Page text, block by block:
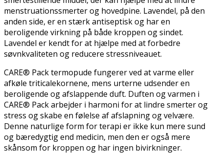
menstruationssmerter og hovedpine. Lavendel, på den
anden side, er en stærk antiseptisk og har en
beroligende virkning på både kroppen og sindet.
Lavendel er kendt for at hjælpe med at forbedre
søvnkvaliteten og reducere stressniveauet.
CARE® Pack termopude fungerer ved at varme eller
afkøle triticalekornene, mens urterne udsender en
beroligende og afslappende duft. Duften og varmen i
CARE® Pack arbejder i harmoni for at lindre smerter og
stress og skabe en følelse af afslapning og velvære.
Denne naturlige form for terapi er ikke kun mere sund
og bæredygtig end medicin, men den er også mere
skånsom for kroppen og har ingen bivirkninger.